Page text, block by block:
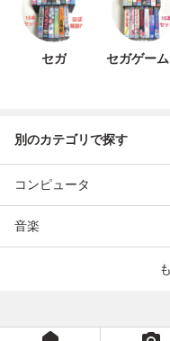
セガ セガゲー
別のカテゴリで探す
コンピュータ
音楽